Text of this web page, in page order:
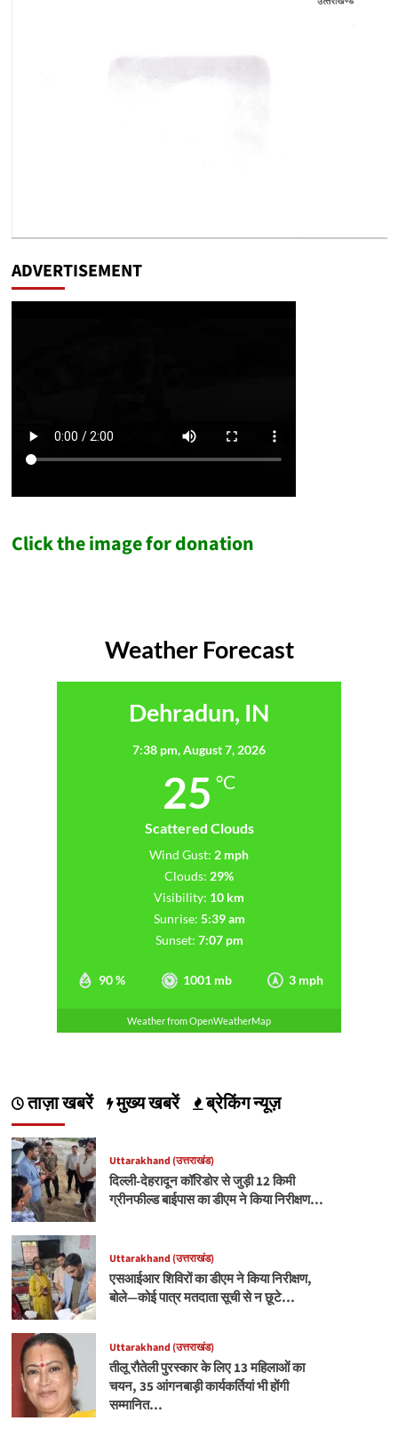
ADVERTISEMENT
Click the image for donation
Weather Forecast
Dehradun, IN
7:38 pm,August 7, 2026
25 °C
Scattered Clouds
90 % 1001 mb 3 mph
Wind Gust: 2 mph
Clouds: 29%
Visibility: 10 km
Sunrise: 5:39 am
Sunset: 7:07 pm
Weather from OpenWeatherMap
ताज़ा खबरें मुख्य खबरें ब्रेकिंग न्यूज़
Uttarakhand (उत्तराखंड)
दिल्ली-देहरादून कॉरिडोर से जुड़ी 12 किमी
ग्रीनफील्ड बाईपास का डीएम ने किया निरीक्षण…
Uttarakhand (उत्तराखंड)
एसआईआर शिविरों का डीएम ने किया निरीक्षण,
बोले—कोई पात्र मतदाता सूची से न छूटे…
Uttarakhand (उत्तराखंड)
तीलू रौतेली पुरस्कार के लिए 13 महिलाओं का
चयन, 35 आंगनबाड़ी कार्यकर्तियां भी होंगी
सम्मानित…